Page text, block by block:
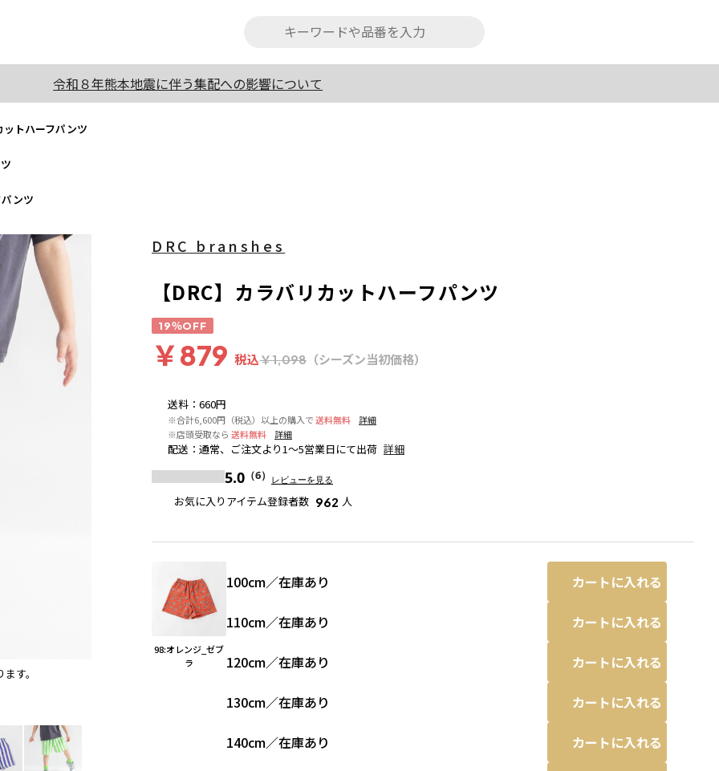
令和８年熊本地震に伴う集配への影響について
ットハーフパンツ
ンツ
す。
※撮影場所の関係上、着用画像は実物と若干異なる場合がありま
61:グリーン_ストライプ ※撮影場所の関係
送料 ： 660円
※合計6,600円（税込）以上の購入で送料無料
詳細
※店頭受取なら 送料無料 詳細
配送 ： 通常、ご注文より1～5営業日にて出荷 詳細
5.0 （6） レビューを見る
お気に入りアイテム登録者数 962 人
DRC branshes
【DRC】カラバリカットハーフパンツ
19％OFF
￥879 税込￥1,098（シーズン当初価格）
98:オレンジ_ゼブ
ラ
100cm／在庫あり カートに入れる
110cm／在庫あり カートに入れる
120cm／在庫あり カートに入れる
130cm／在庫あり カートに入れる
140cm／在庫あり カートに入れる